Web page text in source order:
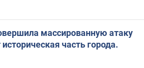
массированную атаку
часть города.